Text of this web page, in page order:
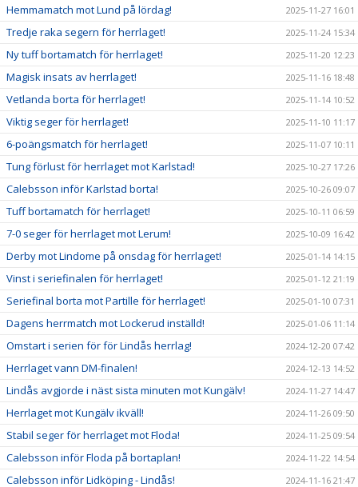
Hemmamatch mot Lund på lördag! 2025-11-27 16:01
Tredje raka segern för herrlaget! 2025-11-24 15:34
Ny tuff bortamatch för herrlaget! 2025-11-20 12:23
Magisk insats av herrlaget! 2025-11-16 18:48
Vetlanda borta för herrlaget! 2025-11-14 10:52
Viktig seger för herrlaget! 2025-11-10 11:17
6-poängsmatch för herrlaget! 2025-11-07 10:11
Tung förlust för herrlaget mot Karlstad! 2025-10-27 17:26
Calebsson inför Karlstad borta! 2025-10-26 09:07
Tuff bortamatch för herrlaget! 2025-10-11 06:59
7-0 seger för herrlaget mot Lerum! 2025-10-09 16:42
Derby mot Lindome på onsdag för herrlaget! 2025-01-14 14:15
Vinst i seriefinalen för herrlaget! 2025-01-12 21:19
Seriefinal borta mot Partille för herrlaget! 2025-01-10 07:31
Dagens herrmatch mot Lockerud inställd! 2025-01-06 11:14
Omstart i serien för för Lindås herrlag! 2024-12-20 07:42
Herrlaget vann DM-finalen! 2024-12-13 14:52
Lindås avgjorde i näst sista minuten mot Kungälv! 2024-11-27 14:47
Herrlaget mot Kungälv ikväll! 2024-11-26 09:50
Stabil seger för herrlaget mot Floda! 2024-11-25 09:54
Calebsson inför Floda på bortaplan! 2024-11-22 14:54
Calebsson inför Lidköping - Lindås! 2024-11-16 21:47